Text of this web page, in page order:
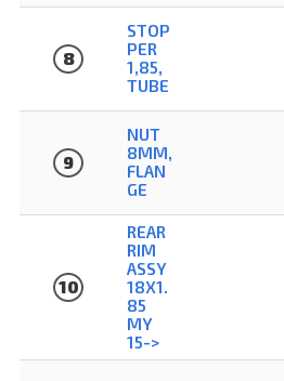
8
STOP
PER
1,85,
TUBE
9
NUT
8MM,
FLAN
GE
10
REAR
RIM
ASSY
18X1.
85
MY
15->